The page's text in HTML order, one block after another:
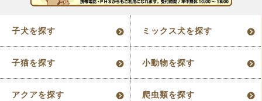
子犬を探す ミックス犬を探す
子猫を探す 小動物を探す
アクアを探す 爬虫類を探す